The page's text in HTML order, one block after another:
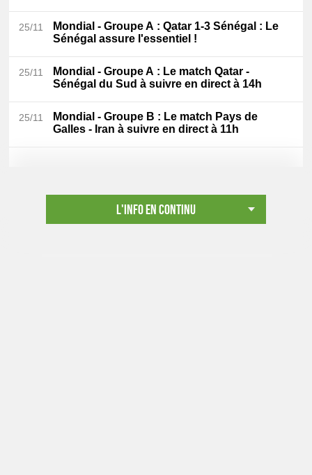
25/11 Mondial - Groupe A : Qatar 1-3 Sénégal : Le
Sénégal assure l'essentiel !
25/11 Mondial - Groupe A : Le match Qatar -
Sénégal du Sud à suivre en direct à 14h
25/11 Mondial - Groupe B : Le match Pays de
Galles - Iran à suivre en direct à 11h
L'info en continu